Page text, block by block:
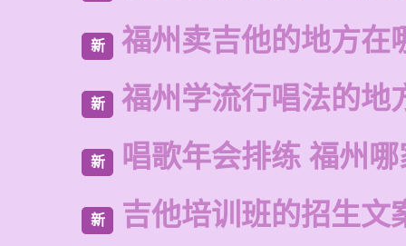
新 福州卖吉他的地方在
新 福州学流行唱法的地
新 唱歌年会排练 福州
新 吉他培训班的招生文